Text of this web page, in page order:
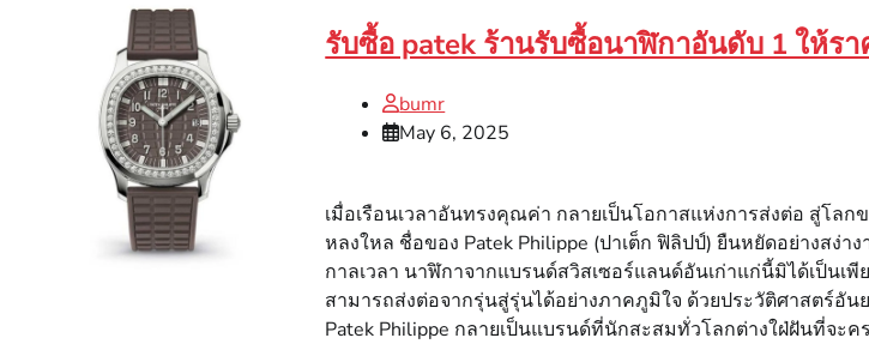
รับซื้อ patek ร้านรับซื้อนาฬิกาอันดับ 1 ให้ร
bumr
May 6, 2025
เมื่อเรือนเวลาอันทรงคุณค่า กลายเป็นโอกาสแห่งการส่งต่อ สู่โลก
หลงใหล ชื่อของ Patek Philippe (ปาเต็ก ฟิลิปป์) ยืนหยัดอย่างส
กาลเวลา นาฬิกาจากแบรนด์สวิสเซอร์แลนด์อันเก่าแก่นี้มิได้เป็นเ
สามารถส่งต่อจากรุ่นสู่รุ่นได้อย่างภาคภูมิใจ ด้วยประวัติศาสตร์อั
Patek Philippe กลายเป็นแบรนด์ที่นักสะสมทั่วโลกต่างใฝ่ฝันที่จะค